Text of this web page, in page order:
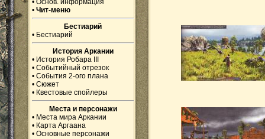
• Основ. информация
• Чит-меню
Бестиарий
• Бестиарий
История Аркании
• История Робара III
• Событийный отрезок
• События 2-ого плана
• Сюжет
• Квестовые спойлеры
Места и персонажи
• Места мира Аркании
• Карта Аргаана
• Основные персонажи